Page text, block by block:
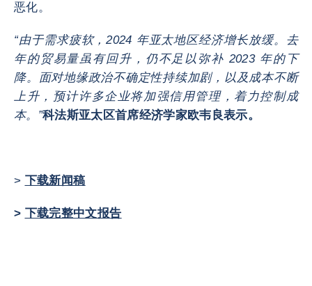
恶化。
“由于需求疲软，2024 年亚太地区经济增长放缓。去
年的贸易量虽有回升，仍不足以弥补 2023 年的下
降。面对地缘政治不确定性持续加剧，以及成本不断
上升，预计许多企业将加强信用管理，着力控制成
本。”科法斯亚太区首席经济学家欧韦良表示。
> 下载新闻稿
> 下载完整中文报告